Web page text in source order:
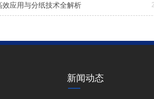
效应用与分纸技术全解析
新闻动态